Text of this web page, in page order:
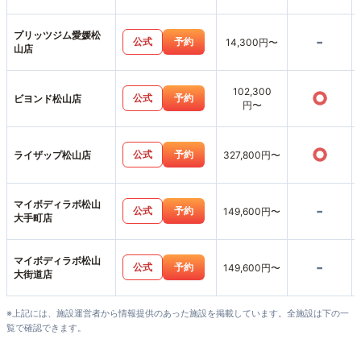
プリッツジム愛媛松
山店
公式 予約 14,300円〜 -
ビヨンド松山店 公式 予約
102,300
円〜
○
ライザップ松山店 公式 予約 327,800円〜 ○
マイボディラボ松山
大手町店
公式 予約 149,600円〜 -
マイボディラボ松山
大街道店
公式 予約 149,600円〜 -
※上記には、施設運営者から情報提供のあった施設を掲載しています。全施設は下の一
覧で確認できます。